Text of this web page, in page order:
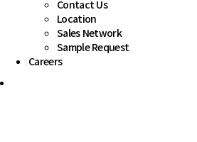
Contact Us
Location
Sales Network
Sample Request
Careers